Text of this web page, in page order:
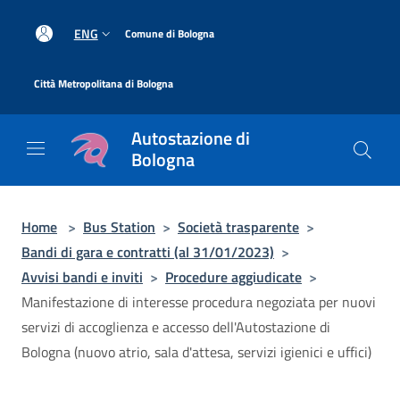
ENG Comune di Bologna
Città Metropolitana di Bologna
Autostazione di
Bologna
Home > Bus Station > Società trasparente >
Bandi di gara e contratti (al 31/01/2023) >
Avvisi bandi e inviti > Procedure aggiudicate >
Manifestazione di interesse procedura negoziata per nuovi
servizi di accoglienza e accesso dell'Autostazione di
Bologna (nuovo atrio, sala d'attesa, servizi igienici e uffici)